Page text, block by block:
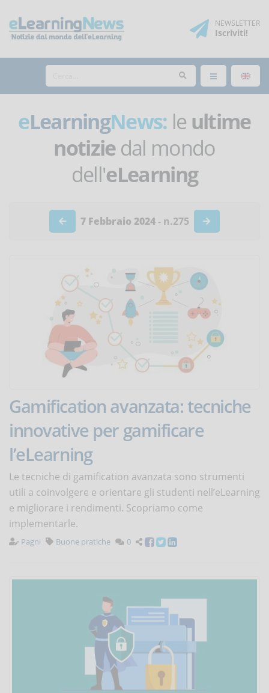
NEWSLETTER
Iscriviti!
eLearningNews: le ultime
notiziedal mondo
dell'eLearning
7 Febbraio 2024- n.275
Gamification avanzata: tecniche
innovative per gamificare
l’eLearning
Le tecniche di gamification avanzata sono strumenti
utili a coinvolgere e orientare gli studenti nell’eLearning
e migliorare i rendimenti. Scopriamo come
implementarle.
Pagni Buone pratiche 0